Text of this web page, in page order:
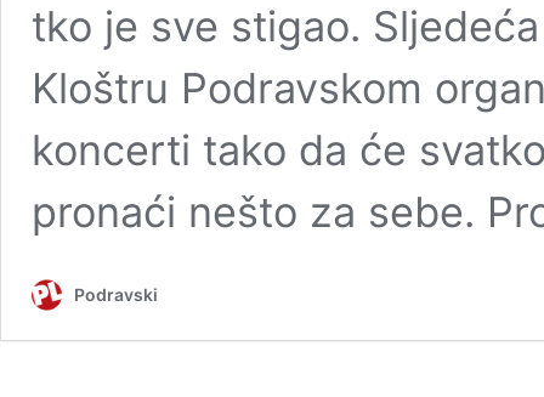
tko je sve stigao.
Kloštru Podravskom
koncerti tako da će
pronaći nešto za sebe.
Podravski